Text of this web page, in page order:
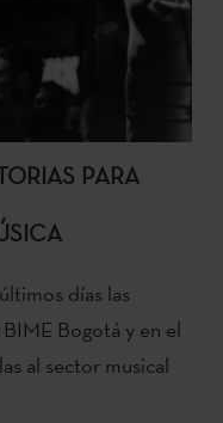
PARA
días las
Bogotá y en el
al sector musical